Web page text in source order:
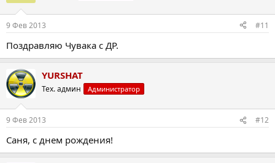
9 Фев 2013 #11
Поздравляю Чувака с ДР.
YURSHAT
Тех. админ Администратор
9 Фев 2013 #12
Саня, с днем рождения!